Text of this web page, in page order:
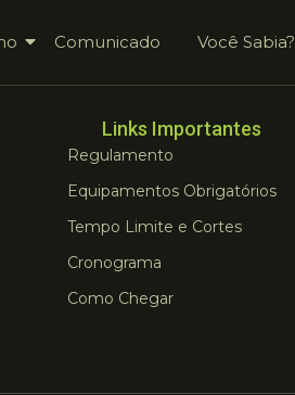
Comunicado Você Sabia?
Links Importantes
Regulamento
Equipamentos Obrigatórios
Tempo Limite e Cortes
Cronograma
Como Chegar